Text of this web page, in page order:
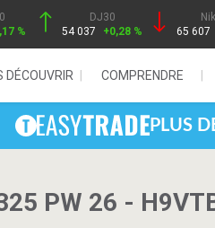
%
DJ30
54 037
+0,28 %
65 607
DÉCOUVRIR COMPRENDRE
PLUS
PW 26 -